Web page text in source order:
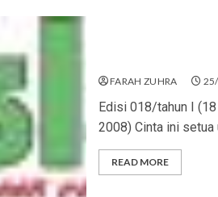
FARAH ZUHRA
Edisi 018/tahun I
2008) Cinta ini setua
READ MORE